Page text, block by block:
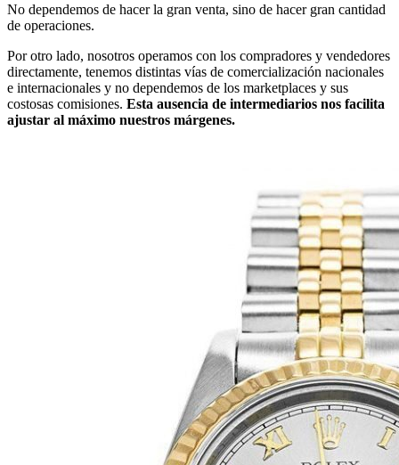
No dependemos de hacer la gran venta, sino de hacer gran cantidad
de operaciones.
Por otro lado, nosotros operamos con los compradores y vendedores
directamente, tenemos distintas vías de comercialización nacionales
e internacionales y no dependemos de los marketplaces y sus
costosas comisiones. Esta ausencia de intermediarios nos facilita
ajustar al máximo nuestros márgenes.